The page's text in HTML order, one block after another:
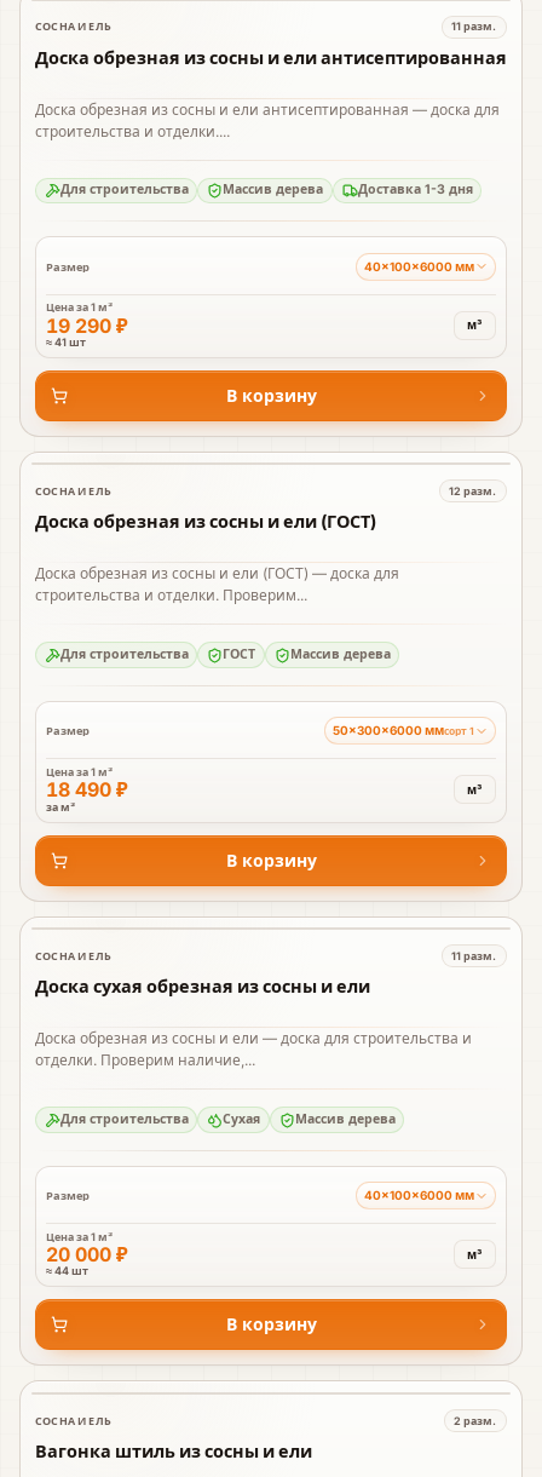
В наличии
СОСНА И ЕЛЬ 11разм.
Доска обрезная из сосны и ели антисептированная
Доска обрезная из сосны и ели антисептированная — доска для
строительства и отделки....
Для строительства Массив дерева Доставка 1-3 дня
Размер 40×100×6000 мм
Цена за1 м³
19 290 ₽
≈ 41 шт
м³
В корзину
В наличии
СОСНА И ЕЛЬ 12 разм.
Доска обрезная из сосны и ели (ГОСТ)
Доска обрезная из сосны и ели (ГОСТ) — доска для
строительства и отделки. Проверим...
Для строительства ГОСТ Массив дерева
Размер 50×300×6000 ммсорт 1
Цена за1 м³
18 490 ₽
за м³
м³
В корзину
В наличии
СОСНА И ЕЛЬ 11разм.
Доска сухая обрезная из сосны и ели
Доска обрезная из сосны и ели — доска для строительства и
отделки. Проверим наличие,...
Для строительства Сухая Массив дерева
Размер 40×100×6000 мм
Цена за1 м³
20 000 ₽
≈ 44 шт
м³
В корзину
В наличии
СОСНА И ЕЛЬ 2 разм.
Вагонка штиль из сосны и ели